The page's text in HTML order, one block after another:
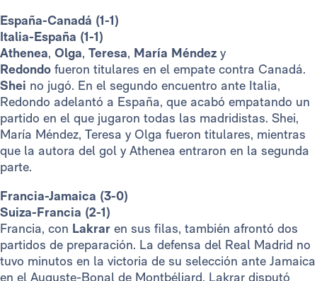
España-Canadá (1-1)
Italia-España (1-1)
Athenea, Olga, Teresa, María Méndez y
Redondo fueron titulares en el empate contra Canadá.
Shei no jugó. En el segundo encuentro ante Italia,
Redondo adelantó a España, que acabó empatando un
partido en el que jugaron todas las madridistas. Shei,
María Méndez, Teresa y Olga fueron titulares, mientras
que la autora del gol y Athenea entraron en la segunda
parte.
Francia-Jamaica (3-0)
Suiza-Francia (2-1)
Francia, con Lakrar en sus filas, también afrontó dos
partidos de preparación. La defensa del Real Madrid no
tuvo minutos en la victoria de su selección ante Jamaica
en el Auguste-Bonal de Montbéliard. Lakrar disputó